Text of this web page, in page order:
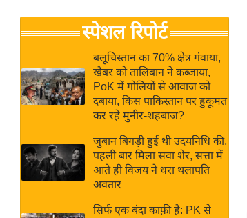
Breaking
News in
Hindi
Hindi
Videos
जगत
राय
बजट
IPL
2026
स्पेशल रिपोर्ट
बलूचिस्तान का 70% क्षेत्र गंवाया,
खैबर को तालिबान ने कब्जाया,
PoK में गोलियों से आवाज को
दबाया, किस पाकिस्तान पर हुकूमत
कर रहे मुनीर-शहबाज?
जुबान बिगड़ी हुई थी उदयनिधि की,
पहली बार मिला सवा शेर, सत्ता में
आते ही विजय ने धरा थलापति
अवतार
सिर्फ एक बंदा काफ़ी है: PK से